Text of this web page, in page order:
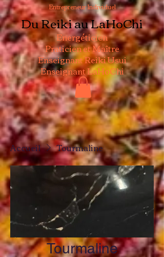
Entrepreneur Individuel
Du Reiki au LaHoChi
Energéticien
Praticien et Maître
Enseignant Reiki Usui
Enseignant LaHoChi
Accueil Tourmaline
Tourmaline